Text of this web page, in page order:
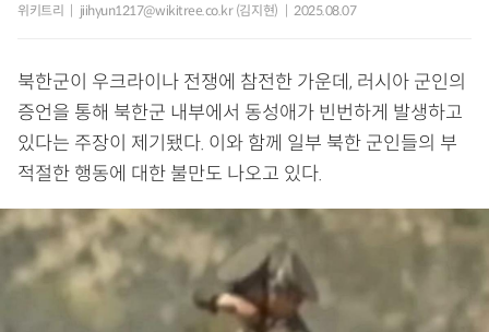
위키트리 jiihyun1217@wikitree.co.kr (김지현) 2025.08.07
북한군이 우크라이나 전쟁에 참전한 가운데, 러시아 군인의
증언을 통해 북한군 내부에서 동성애가 빈번하게 발생하고
있다는 주장이 제기됐다. 이와 함께 일부 북한 군인들의 부
적절한 행동에 대한 불만도 나오고 있다.